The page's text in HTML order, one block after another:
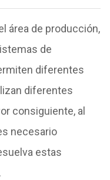
área de producción,
de
diferentes
diferentes
consiguiente, al
necesario
estas